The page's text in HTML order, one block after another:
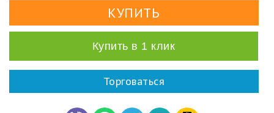
Купить в 1 клик
Торговаться